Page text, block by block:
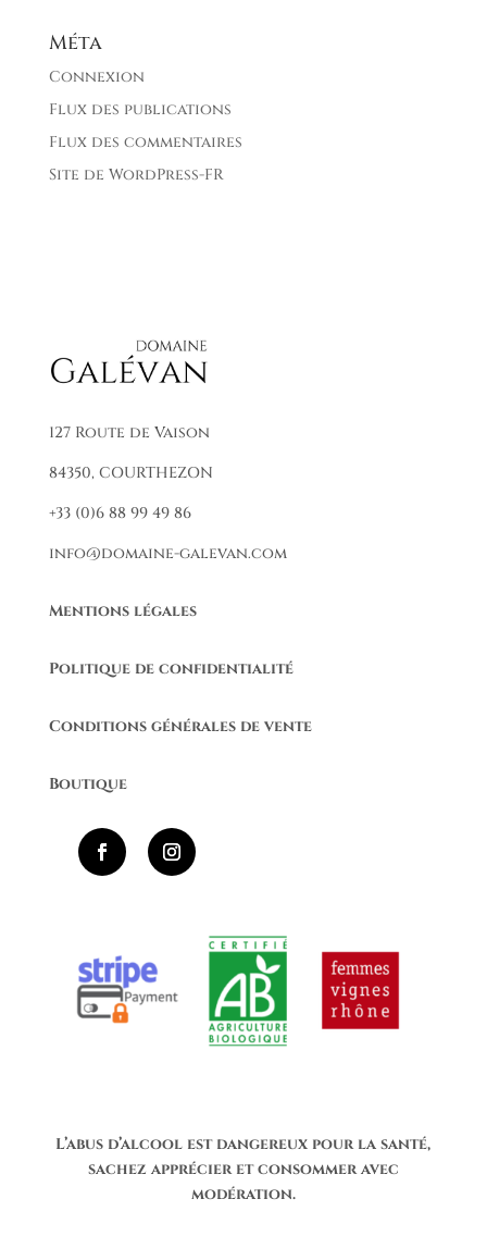
Méta
Connexion
Flux des publications
Flux des commentaires
Site de WordPress-FR
127 Route de Vaison
84350, COURTHEZON
+33 (0)6 88 99 49 86
info@domaine-galevan.com
Mentions légales
Politique de confidentialité
Conditions générales de vente
Boutique
L’abus d’alcool est dangereux pour la santé,
sachez apprécier et consommer avec
modération.